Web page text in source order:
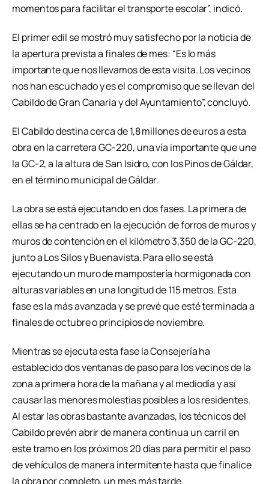
momentos para facilitar el transporte escolar”, indicó.
El primer edil se mostró muy satisfecho por la noticia de
la apertura prevista a finales de mes: “Es lo más
importante que nos llevamos de esta visita. Los vecinos
nos han escuchado y es el compromiso que se llevan del
Cabildo de Gran Canaria y del Ayuntamiento”, concluyó.
El Cabildo destina cerca de 1,8 millones de euros a esta
obra en la carretera GC-220, una vía importante que une
la GC-2, a la altura de San Isidro, con los Pinos de Gáldar,
en el término municipal de Gáldar.
La obra se está ejecutando en dos fases. La primera de
ellas se ha centrado en la ejecución de forros de muros y
muros de contención en el kilómetro 3,350 de la GC-220,
junto a Los Silos y Buenavista. Para ello se está
ejecutando un muro de mampostería hormigonada con
alturas variables en una longitud de 115 metros. Esta
fase es la más avanzada y se prevé que esté terminada a
finales de octubre o principios de noviembre.
Mientras se ejecuta esta fase la Consejería ha
establecido dos ventanas de paso para los vecinos de la
zona a primera hora de la mañana y al mediodía y así
causar las menores molestias posibles a los residentes.
Al estar las obras bastante avanzadas, los técnicos del
Cabildo prevén abrir de manera continua un carril en
este tramo en los próximos 20 días para permitir el paso
de vehículos de manera intermitente hasta que finalice
la obra por completo, un mes más tarde.